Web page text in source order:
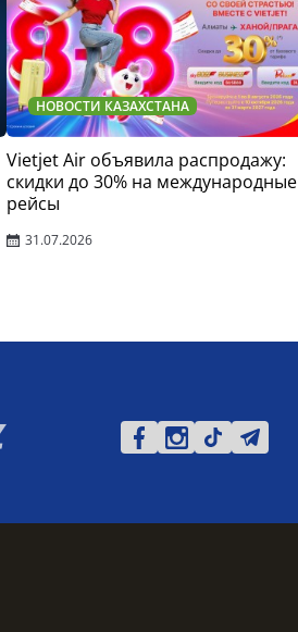
НОВОСТИ КАЗАХСТАНА
Vietjet Air объявила распродажу:
скидки до 30% на международные
рейсы
31.07.2026